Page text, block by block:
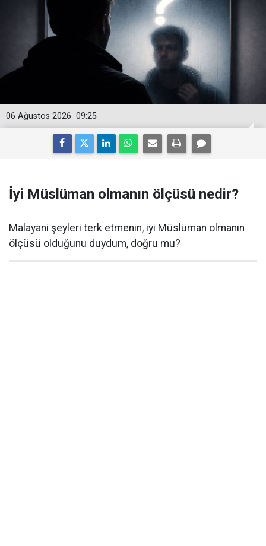
09:25
06 Ağustos 2026
İyi Müslüman olmanın ölçüsü nedir?
Malayani şeyleri terk etmenin, iyi Müslüman olmanın
ölçüsü olduğunu duydum, doğru mu?